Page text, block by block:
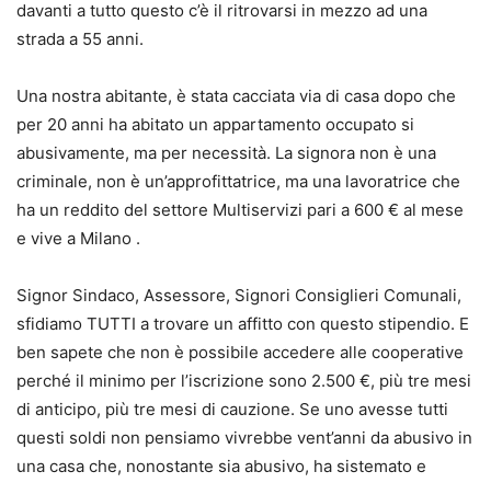
davanti a tutto questo c’è il ritrovarsi in mezzo ad una
strada a 55 anni.
Una nostra abitante, è stata cacciata via di casa dopo che
per 20 anni ha abitato un appartamento occupato si
abusivamente, ma per necessità. La signora non è una
criminale, non è un’approfittatrice, ma una lavoratrice che
ha un reddito del settore Multiservizi pari a 600 € al mese
e vive a Milano .
Signor Sindaco, Assessore, Signori Consiglieri Comunali,
sfidiamo TUTTI a trovare un affitto con questo stipendio. E
ben sapete che non è possibile accedere alle cooperative
perché il minimo per l’iscrizione sono 2.500 €, più tre mesi
di anticipo, più tre mesi di cauzione. Se uno avesse tutti
questi soldi non pensiamo vivrebbe vent’anni da abusivo in
una casa che, nonostante sia abusivo, ha sistemato e